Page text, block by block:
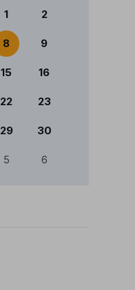
1 2
8 9
15 16
22 23
29 30
5 6